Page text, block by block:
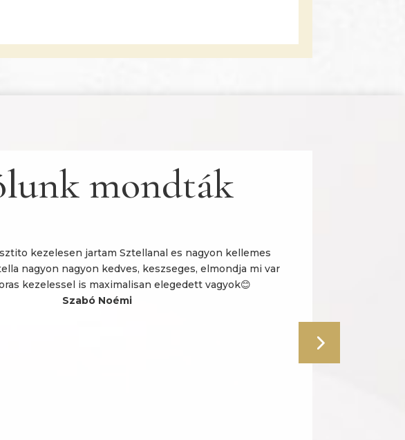
mondták
kezelesen jartam Sztellanal es nagyon kellemes
nagyon nagyon kedves, keszseges, elmondja mi var
oras kezelessel is maximalisan elegedett vagyok😊
Szabó Noémi